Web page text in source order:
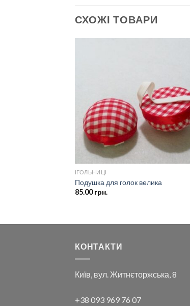
СХОЖІ ТОВАРИ
бажань
ІГОЛЬНИЦІ
Подушка для голок велика
85.00грн.
КОНТАКТИ
Київ, вул. Житнєторжська, 8
+38 093 969 76 07